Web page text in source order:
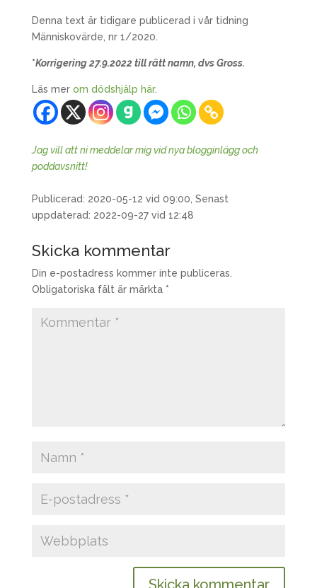
Denna text är tidigare publicerad i vår tidning
Människovärde, nr 1/2020.
*Korrigering 27.9.2022 till rätt namn, dvs Gross.
Läs mer om dödshjälp här.
Jag vill att ni meddelar mig vid nya blogginlägg och
poddavsnitt!
Publicerad: 2020-05-12 vid 09:00, Senast
uppdaterad: 2022-09-27 vid 12:48
Skicka kommentar
Din e-postadress kommer inte publiceras.
Obligatoriska fält är märkta *